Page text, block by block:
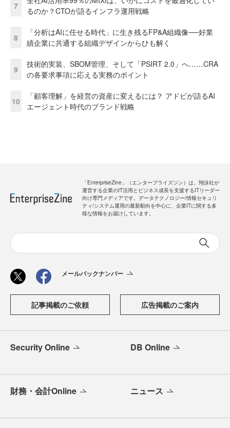
7
るのか？CTOが語るインフラ運用戦略
8
「分析はAIに任せる時代」に生き残るFP&A組織像──好業
績企業に共通する組織デザインからひも解く
9
技術的実装、SBOM管理、そして「PSIRT 2.0」へ……CRA
の各要求事項に応える実務のポイント
10
「顧客理解」を経営の資産に変えるには？ アドビが語るAI
エージェント時代のブランド戦略
「EnterpriseZine」（エンタープライズジン）は、翔泳社が
運営する企業のIT活用とビジネス成長を支援するITリーダー
向け専門メディアです。データテクノロジー/情報セキュリ
ティ/システム運用の最新動向を中心に、企業ITに関する多
様な情報をお届けしています。
メールバックナンバー
記事掲載のご依頼 広告掲載のご案内
Security Online DB Online
財務・会計Online ニュース